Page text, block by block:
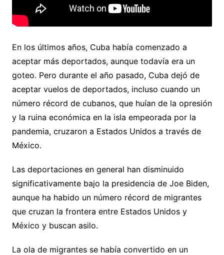
En los últimos años, Cuba había comenzado a
aceptar más deportados, aunque todavía era un
goteo. Pero durante el año pasado, Cuba dejó de
aceptar vuelos de deportados, incluso cuando un
número récord de cubanos, que huían de la opresión
y la ruina económica en la isla empeorada por la
pandemia, cruzaron a Estados Unidos a través de
México.
Las deportaciones en general han disminuido
significativamente bajo la presidencia de Joe Biden,
aunque ha habido un número récord de migrantes
que cruzan la frontera entre Estados Unidos y
México y buscan asilo.
La ola de migrantes se había convertido en un